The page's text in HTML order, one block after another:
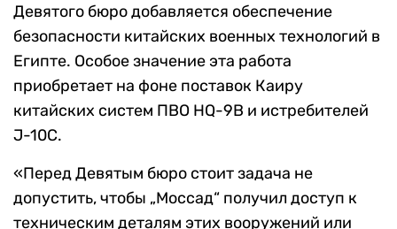
Девятого бюро добавляется обеспечение
безопасности китайских военных технологий в
Египте. Особое значение эта работа
приобретает на фоне поставок Каиру
китайских систем ПВО HQ-9B и истребителей
J-10C.
«Перед Девятым бюро стоит задача не
допустить, чтобы „Моссад“ получил доступ к
техническим деталям этих вооружений или